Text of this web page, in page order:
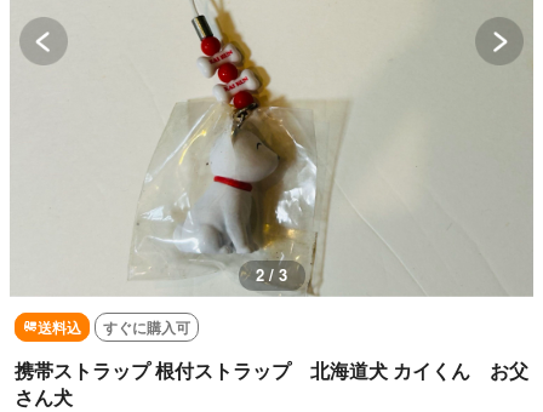
2 / 3
送料込 すぐに購入可
携帯ストラップ 根付ストラップ 北海道犬 カイくん お父
さん犬